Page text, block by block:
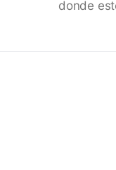
donde